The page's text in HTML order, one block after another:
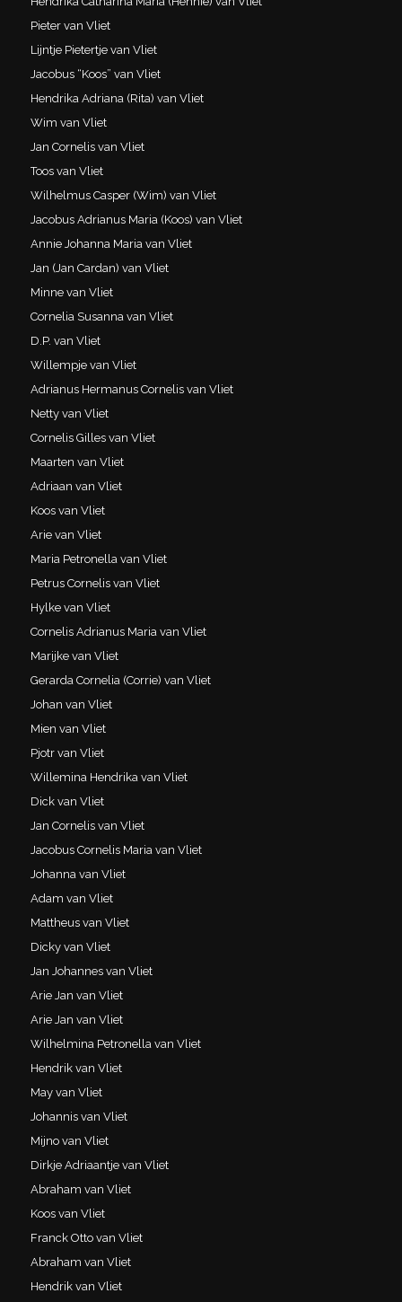
Pieter van Vliet
Lijntje Pietertje van Vliet
Jacobus “Koos” van Vliet
Hendrika Adriana (Rita) van Vliet
Wim van Vliet
Jan Cornelis van Vliet
Toos van Vliet
Wilhelmus Casper (Wim) van Vliet
Jacobus Adrianus Maria (Koos) van Vliet
Annie Johanna Maria van Vliet
Jan (Jan Cardan) van Vliet
Minne van Vliet
Cornelia Susanna van Vliet
D.P. van Vliet
Willempje van Vliet
Adrianus Hermanus Cornelis van Vliet
Netty van Vliet
Cornelis Gilles van Vliet
Maarten van Vliet
Adriaan van Vliet
Koos van Vliet
Arie van Vliet
Maria Petronella van Vliet
Petrus Cornelis van Vliet
Hylke van Vliet
Cornelis Adrianus Maria van Vliet
Marijke van Vliet
Gerarda Cornelia (Corrie) van Vliet
Johan van Vliet
Mien van Vliet
Pjotr van Vliet
Willemina Hendrika van Vliet
Dick van Vliet
Jan Cornelis van Vliet
Jacobus Cornelis Maria van Vliet
Johanna van Vliet
Adam van Vliet
Mattheus van Vliet
Dicky van Vliet
Jan Johannes van Vliet
Arie Jan van Vliet
Arie Jan van Vliet
Wilhelmina Petronella van Vliet
Hendrik van Vliet
May van Vliet
Johannis van Vliet
Mijno van Vliet
Dirkje Adriaantje van Vliet
Abraham van Vliet
Koos van Vliet
Franck Otto van Vliet
Abraham van Vliet
Hendrik van Vliet